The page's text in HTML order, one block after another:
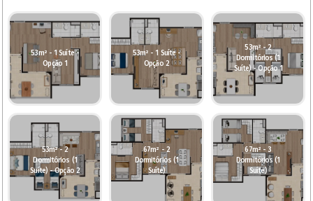
53m² - 1 Suíte -
Opção 1
53m² - 1 Suíte -
Opção 2
53m² - 2
Dormitórios (1
Suíte) - Opção 1
53m² - 2
Dormitórios (1
Suíte) - Opção 2
67m² - 2
Dormitórios (1
Suíte)
67m² - 3
Dormitórios (1
Suíte)